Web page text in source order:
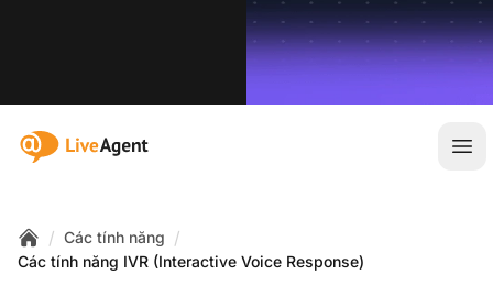
:site.title
Mở
Home
/ Các tính năng /
Các tính năng IVR (Interactive Voice Response)